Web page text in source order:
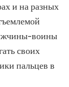
и на разных
воины
своих
пальцев в